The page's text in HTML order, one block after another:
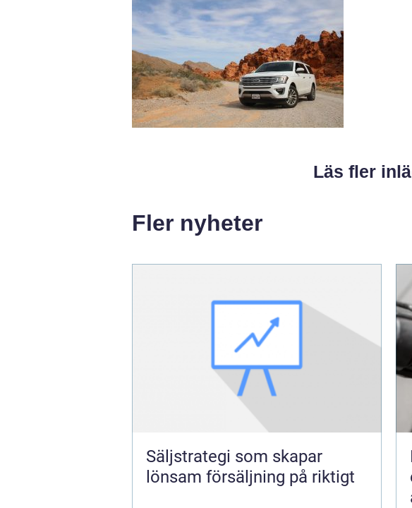
Läs fler
Fler nyheter
Säljstrategi som skapar
lönsam försäljning på riktigt